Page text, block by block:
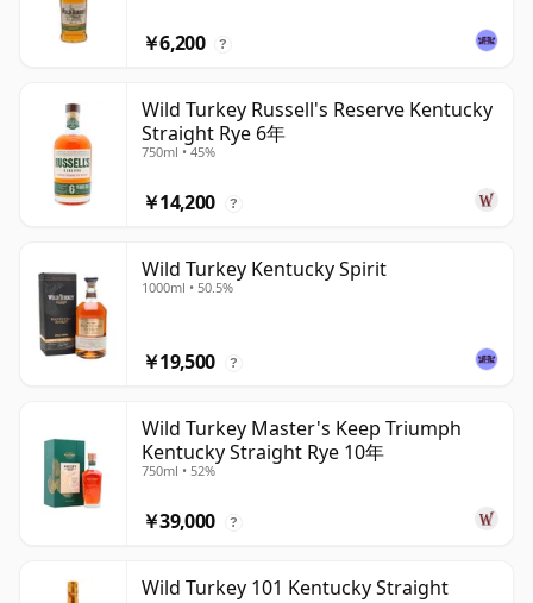
￥6,200 ?
Wild Turkey Russell's Reserve Kentucky
Straight Rye 6年
750ml • 45%
￥14,200 ?
Wild Turkey Kentucky Spirit
1000ml • 50.5%
￥19,500 ?
Wild Turkey Master's Keep Triumph
Kentucky Straight Rye 10年
750ml • 52%
￥39,000 ?
Wild Turkey 101 Kentucky Straight